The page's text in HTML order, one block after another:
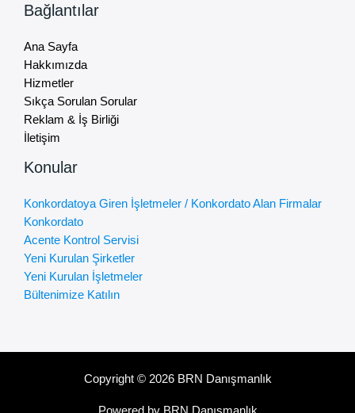
Bağlantılar
Ana Sayfa
Hakkımızda
Hizmetler
Sıkça Sorulan Sorular
Reklam & İş Birliği
İletişim
Konular
Konkordatoya Giren İşletmeler / Konkordato Alan Firmalar
Konkordato
Acente Kontrol Servisi
Yeni Kurulan Şirketler
Yeni Kurulan İşletmeler
Bültenimize Katılın
Copyright © 2026 BRN Danışmanlık